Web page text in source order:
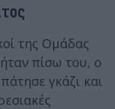
της Ομάδας
ήταν πίσω του, ο
γκάζι και